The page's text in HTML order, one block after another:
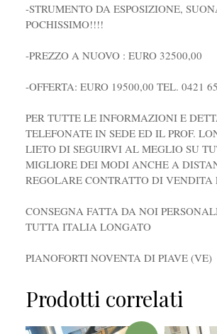
-STRUMENTO DA ESPOSIZIONE,
POCHISSIMO!!!!
-PREZZO A NUOVO : EURO 32500,00
-OFFERTA: EURO 19500,00 TEL. 0421
PER TUTTE LE INFORMAZIONI E
TELEFONATE IN SEDE ED IL PROF.
LIETO DI SEGUIRVI AL MEGLIO SU
MIGLIORE DEI MODI ANCHE A
REGOLARE CONTRATTO DI VENDITA
CONSEGNA FATTA DA NOI
TUTTA ITALIA LONGATO
PIANOFORTI NOVENTA DI PIAVE (VE)
Prodotti correlati